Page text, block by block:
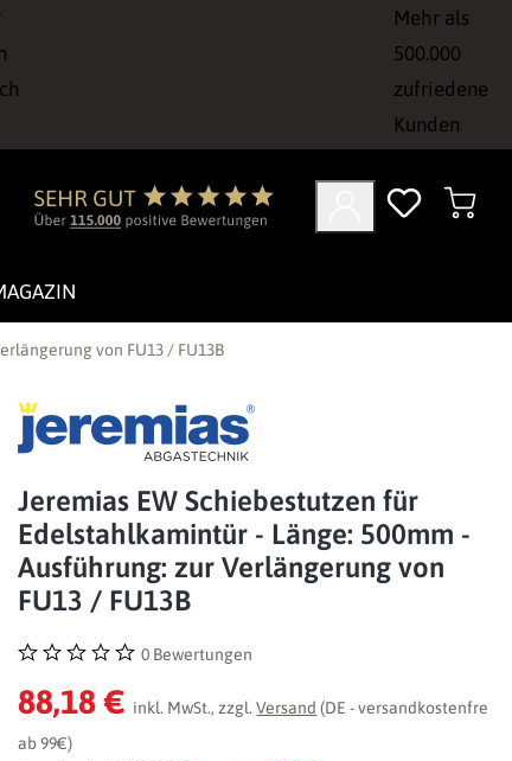
Mehr als
500.000
zufriedene
Kunden
von FU13 / FU13B
Jeremias EW Schiebestutzen für
Edelstahlkamintür - Länge: 500mm -
Ausführung: zur Verlängerung von
FU13 / FU13B
Durchschnittliche Bewertung von 0 von 5 Sternen
0 Bewertungen
88,18 € inkl. MwSt., zzgl.Versand (DE - versandkostenfrei
ab 99€)